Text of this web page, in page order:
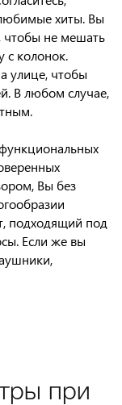
хиты. Вы
чтобы не мешать
с колонок.
улице, чтобы
В любом случае,
Вы без
подходящий под
Если же вы
при